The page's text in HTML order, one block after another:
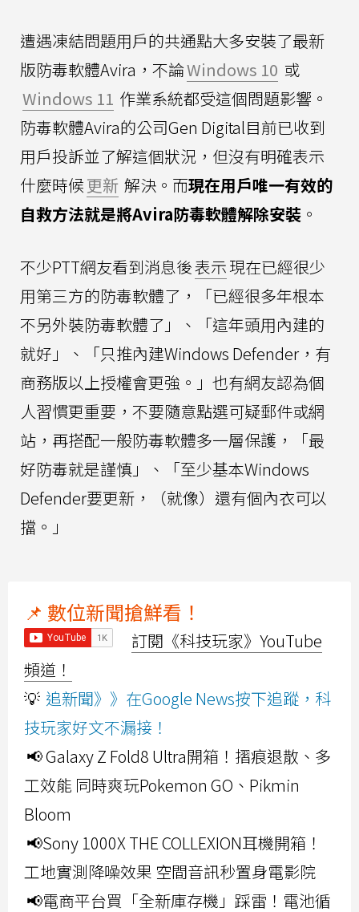
遭遇凍結問題用戶的共通點大多安裝了最新
版防毒軟體Avira，不論Windows 10 或
Windows 11 作業系統都受這個問題影響。
防毒軟體Avira的公司Gen Digital目前已收到
用戶投訴並了解這個狀況，但沒有明確表示
什麼時候更新 解決。而現在用戶唯一有效的
自救方法就是將Avira防毒軟體解除安裝 。
不少PTT網友看到消息後表示現在已經很少
用第三方的防毒軟體了，「已經很多年根本
不另外裝防毒軟體了」、「這年頭用內建的
就好」、「只推內建Windows Defender，有
商務版以上授權會更強。」也有網友認為個
人習慣更重要，不要隨意點選可疑郵件或網
站，再搭配一般防毒軟體多一層保護，「最
好防毒就是謹慎」、「至少基本Windows
Defender要更新，（就像）還有個內衣可以
擋。」
📌 數位新聞搶鮮看！
訂閱《科技玩家》YouTube
頻道！
💡 追新聞》》在Google News按下追蹤，科
技玩家好文不漏接！
📢 Galaxy Z Fold8 Ultra開箱！摺痕退散、多
工效能 同時爽玩Pokemon GO、Pikmin
Bloom
📢Sony 1000X THE COLLEXION耳機開箱！
工地實測降噪效果 空間音訊秒置身電影院
📢電商平台買「全新庫存機」踩雷！電池循